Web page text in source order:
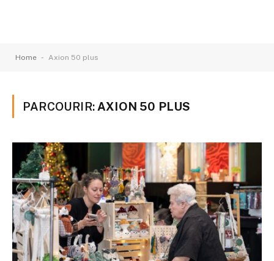
Home - Axion 50 plus
PARCOURIR: AXION 50 PLUS